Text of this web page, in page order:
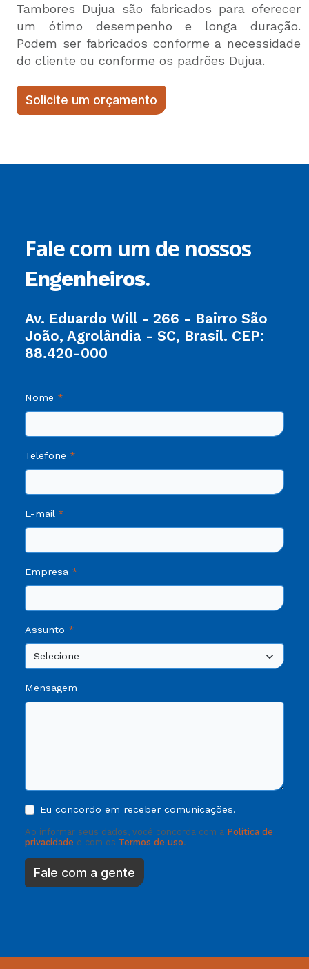
Tambores Dujua são fabricados para oferecer
um ótimo desempenho e longa duração.
Podem ser fabricados conforme a necessidade
do cliente ou conforme os padrões Dujua.
Solicite um orçamento
Fale com um de nossos
Engenheiros.
Av. Eduardo Will - 266 - Bairro São
João, Agrolândia - SC, Brasil. CEP:
88.420-000
Nome
Telefone
E-mail
Empresa
Assunto
Mensagem
Eu concordo em receber comunicações.
Ao informar seus dados, você concorda com a Política de
privacidade e com os Termos de uso.
Fale com a gente